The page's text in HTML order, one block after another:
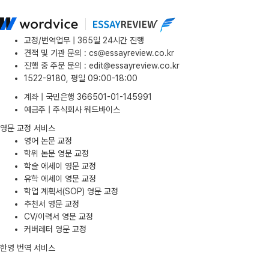
교정/번역업무 | 365일 24시간 진행
견적 및 기관 문의 : cs@essayreview.co.kr
진행 중 주문 문의 : edit@essayreview.co.kr
1522-9180, 평일 09:00-18:00
계좌 | 국민은행 366501-01-145991
예금주 | 주식회사 워드바이스
영문 교정 서비스
영어 논문 교정
학위 논문 영문 교정
학술 에세이 영문 교정
유학 에세이 영문 교정
학업 계획서(SOP) 영문 교정
추천서 영문 교정
CV/이력서 영문 교정
커버레터 영문 교정
한영 번역 서비스